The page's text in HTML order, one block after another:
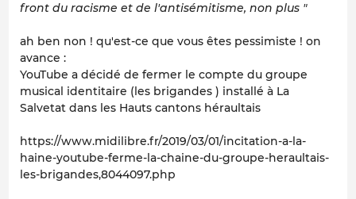
front du racisme et de l'antisémitisme, non plus "
ah ben non ! qu'est-ce que vous êtes pessimiste ! on
avance :
YouTube a décidé de fermer le compte du groupe
musical identitaire (les brigandes ) installé à La
Salvetat dans les Hauts cantons héraultais
https://www.midilibre.fr/2019/03/01/incitation-a-la-
haine-youtube-ferme-la-chaine-du-groupe-heraultais-
les-brigandes,8044097.php